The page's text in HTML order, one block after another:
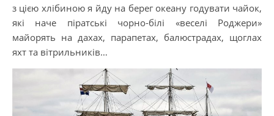
з цією хлібиною я йду на берег океану годувати чайок,
які наче піратські чорно-білі «веселі Роджери»
майорять на дахах, парапетах, балюстрадах, щоглах
яхт та вітрильників…